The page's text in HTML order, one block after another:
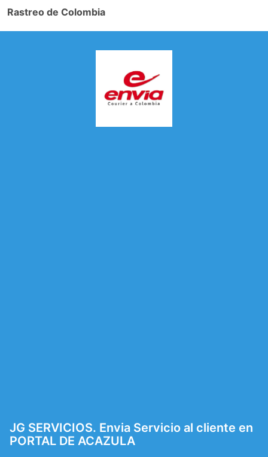
Rastreo de Colombia
JG SERVICIOS. Envia Servicio al cliente en
PORTAL DE ACAZULA